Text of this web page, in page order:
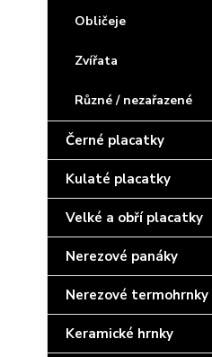
Obličeje
Zvířata
Různé / nezařazené
Černé placatky
Kulaté placatky
Velké a obří placatky
Nerezové panáky
Nerezové termohrnky
Keramické hrnky